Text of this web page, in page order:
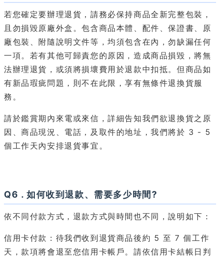
若您確定要辦理退貨，請務必保持商品全新完整包裝，
且勿損毀原廠外盒。包含商品本體、配件、保證書、原
廠包裝、附隨說明文件等，均須包含在內，勿缺漏任何
一項。若有其他可歸責您的原因，造成商品損毀，將無
法辦理退貨，或須將損壞費用於退款中扣抵。但商品如
有新品瑕疵問題，則不在此限，享有無條件退換貨服
務。
請於鑑賞期內來電或來信，詳細告知我們欲退換貨之原
因、商品現況、電話，及取件的地址，我們將於 3 - 5
個工作天內安排退貨事宜。
Q6 . 如何收到退款、需要多少時間?
依不同付款方式，退款方式與時間也不同，說明如下：
信用卡付款：待我們收到退貨商品後約 5 至 7 個工作
天，款項將會退至您信用卡帳戶。請依信用卡結帳日判